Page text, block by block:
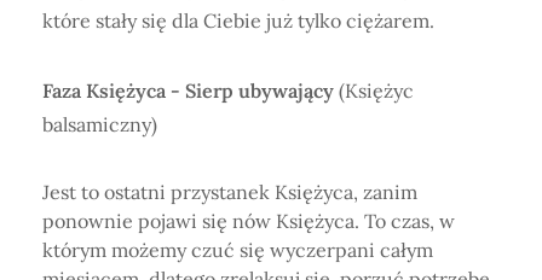
które stały się dla Ciebie już tylko ciężarem.
Faza Księżyca - Sierp ubywający (Księżyc
balsamiczny)
Jest to ostatni przystanek Księżyca, zanim
ponownie pojawi się nów Księżyca. To czas, w
którym możemy czuć się wyczerpani całym